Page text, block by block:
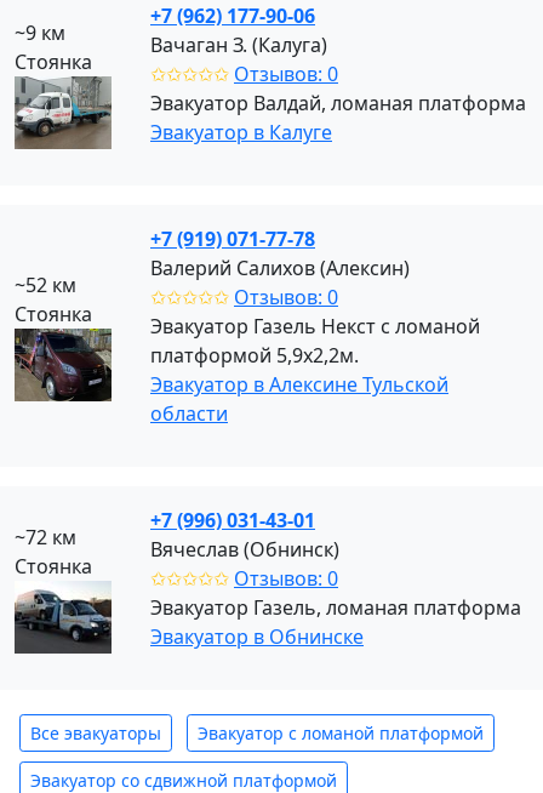
~9 км
Стоянка
+7 (962) 177-90-06
Вачаган З. (Калуга)
✩✩✩✩✩ Отзывов: 0
Эвакуатор Валдай, ломаная платформа
Эвакуатор в Калуге
~52 км
Стоянка
+7 (919) 071-77-78
Валерий Салихов (Алексин)
✩✩✩✩✩ Отзывов: 0
Эвакуатор Газель Некст с ломаной
платформой 5,9х2,2м.
Эвакуатор в Алексине Тульской
области
~72 км
Стоянка
+7 (996) 031-43-01
Вячеслав (Обнинск)
✩✩✩✩✩ Отзывов: 0
Эвакуатор Газель, ломаная платформа
Эвакуатор в Обнинске
Все эвакуаторы Эвакуатор с ломаной платформой
Эвакуатор со сдвижной платформой